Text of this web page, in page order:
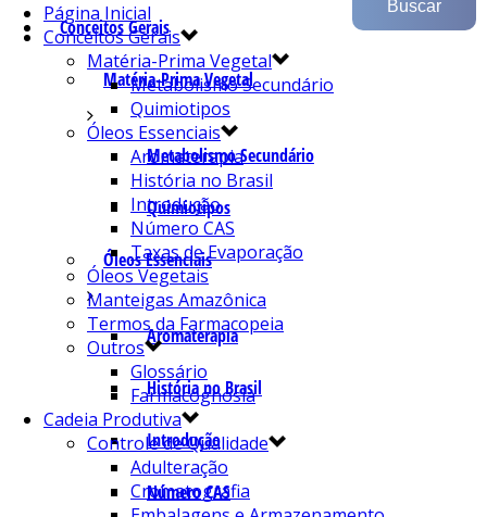
Conceitos Gerais
Matéria-Prima Vegetal
Metabolismo Secundário
Quimiotipos
Óleos Essenciais
Aromaterapia
História no Brasil
Introdução
Número CAS
Página Inicial
Conceitos Gerais
Matéria-Prima Vegetal
Metabolismo Secundário
Quimiotipos
Óleos Essenciais
Aromaterapia
História no Brasil
Introdução
Número CAS
Taxas de Evaporação
Óleos Vegetais
Manteigas Amazônica
Termos da Farmacopeia
Outros
Glossário
Farmacognosia
Cadeia Produtiva
Controle de Qualidade
Adulteração
Cromatografia